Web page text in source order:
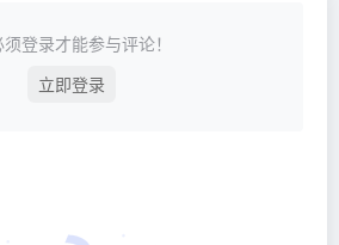
登录才能参与评论！
立即登录